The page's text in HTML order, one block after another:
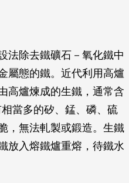
法除去鐵礦石－氧化鐵中
屬態的鐵。近代利用高爐
高爐煉成的生鐵，通常含
當多的矽、錳、磷、硫
，無法軋製或鍛造。生鐵
放入熔鐵爐重熔，待鐵水